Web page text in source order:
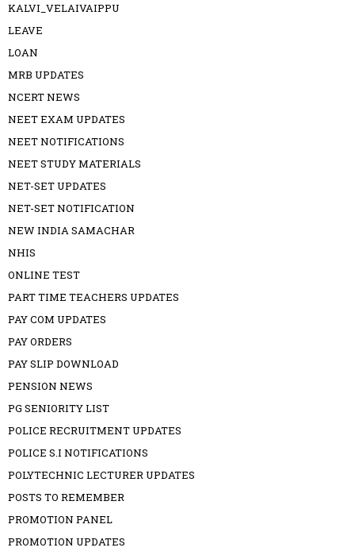
KALVI_VELAIVAIPPU
LEAVE
LOAN
MRB UPDATES
NCERT NEWS
NEET EXAM UPDATES
NEET NOTIFICATIONS
NEET STUDY MATERIALS
NET-SET UPDATES
NET-SET NOTIFICATION
NEW INDIA SAMACHAR
NHIS
ONLINE TEST
PART TIME TEACHERS UPDATES
PAY COM UPDATES
PAY ORDERS
PAY SLIP DOWNLOAD
PENSION NEWS
PG SENIORITY LIST
POLICE RECRUITMENT UPDATES
POLICE S.I NOTIFICATIONS
POLYTECHNIC LECTURER UPDATES
POSTS TO REMEMBER
PROMOTION PANEL
PROMOTION UPDATES